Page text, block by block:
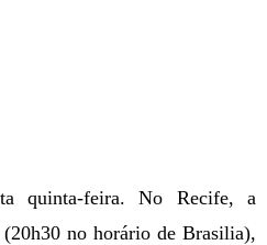
quinta-feira. No Recife, a
no horário de Brasilia),